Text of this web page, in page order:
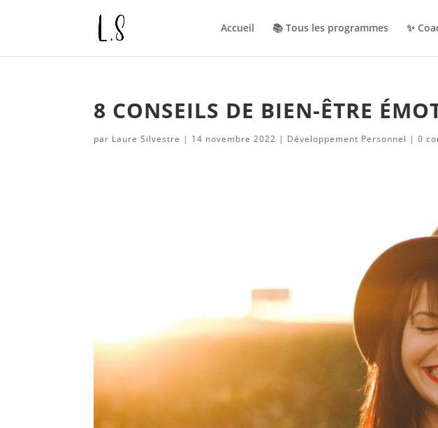
Accueil 📚 Tous les programmes ✨
8 CONSEILS DE BIEN-ÊTRE
par Laure Silvestre | 14 novembre 2022 | Développement Personnel |0